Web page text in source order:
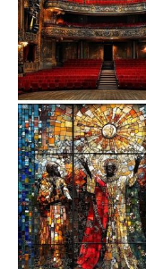
比在这种风格中尤
让整个画面呈现出一种幽
幻小说封面与插画 这种风格非常适合用于科幻或末日题材
的小说封面。 2. 电影与游戏概念设计 适用于大型科幻电
影或开放世界类游
市、废墟景观、或
来强烈的沉浸体验。 3. 高端科幻展览与装置艺术 这
格可用于展示科幻
拟现实，增强观众的沉浸感。 4. 暗黑
装